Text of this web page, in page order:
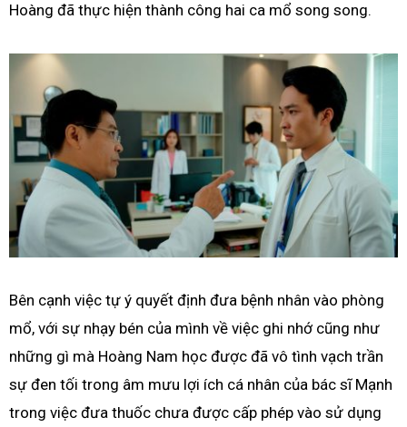
Hoàng đã thực hiện thành công hai ca mổ song song.
Bên cạnh việc tự ý quyết định đưa bệnh nhân vào phòng
mổ, với sự nhạy bén của mình về việc ghi nhớ cũng như
những gì mà Hoàng Nam học được đã vô tình vạch trần
sự đen tối trong âm mưu lợi ích cá nhân của bác sĩ Mạnh
trong việc đưa thuốc chưa được cấp phép vào sử dụng